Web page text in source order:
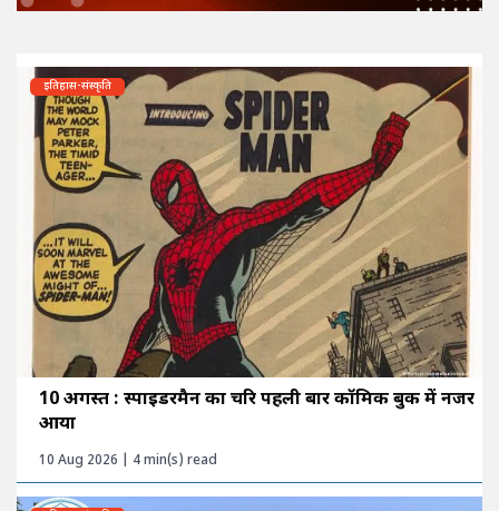
इतिहास-संस्कृति
10 अगस्त : स्पाइडरमैन का चरित्र पहली बार कॉमिक बुक में नजर
आया
10 Aug 2026 | 4 min(s) read